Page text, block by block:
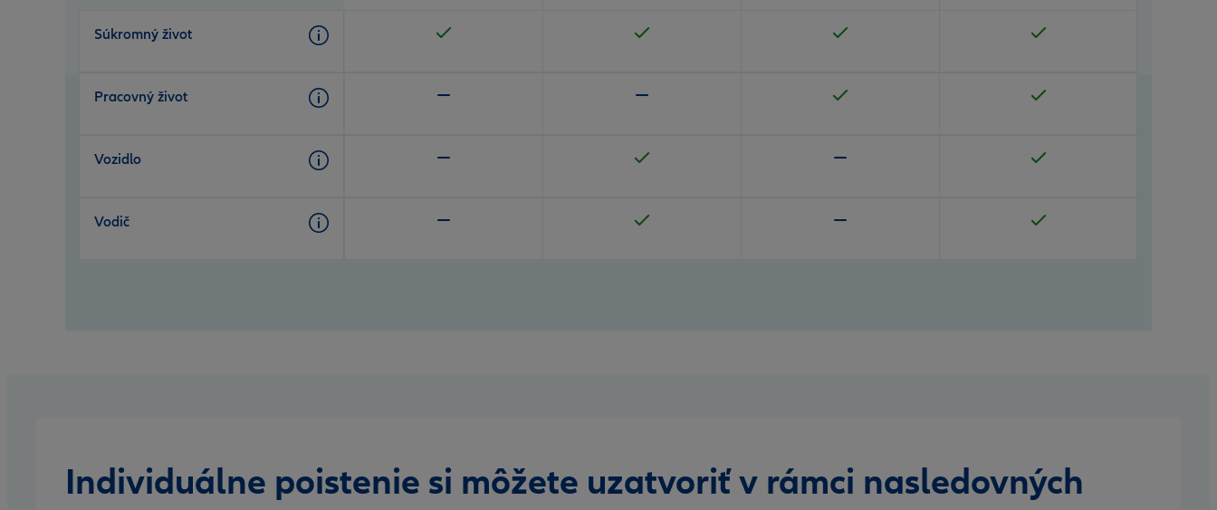
Súkromný život
Pracovný život
Vozidlo
Vodič
Individuálne poistenie si môžete uzatvoriť v rámci nasledovných